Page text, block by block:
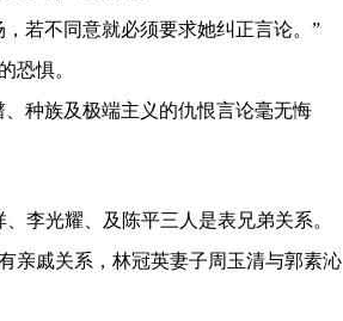
若不同意就必须要求她纠正言论。”
恐惧。
种族及极端主义的仇恨言论毫无悔
李光耀、及陈平三人是表兄弟关系。
亲戚关系，林冠英妻子周玉清与郭素沁